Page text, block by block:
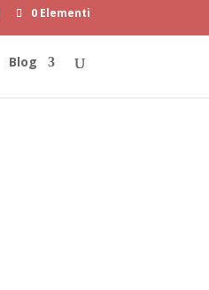
0 Elementi
Blog